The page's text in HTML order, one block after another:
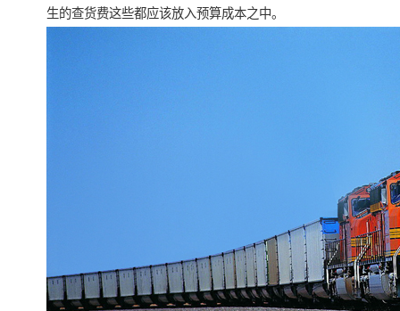
生的查货费这些都应该放入预算成本之中。